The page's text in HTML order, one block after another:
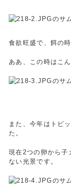
食欲旺盛で、餌の
ああ、この時はこ
また、今年はトピ
た。
現在2つの卵から子
ない光景です。